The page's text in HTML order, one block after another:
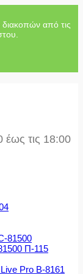
διακοπών από τις
έως τις 18:00
Π-115